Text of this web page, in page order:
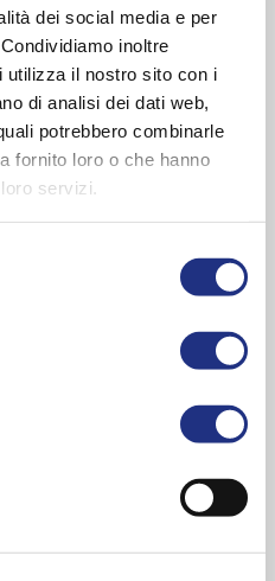
dei social media e per
inoltre
utilizza il nostro sito con i
di analisi dei dati web,
potrebbero combinarle
fornito loro o che hanno
servizi.
, Argilla Polvere , Oak-Alpine
, Esche , Argilla tortora , Light
vor, die den Körper zu neuem
und verleiht ihrem Raum